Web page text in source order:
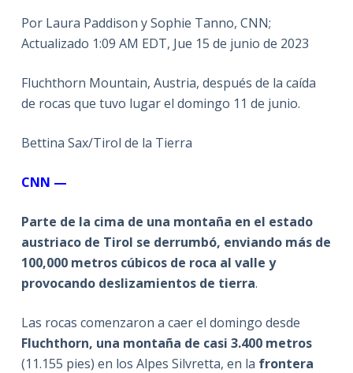
Por Laura Paddison y Sophie Tanno, CNN;
Actualizado 1:09 AM EDT, Jue 15 de junio de 2023
Fluchthorn Mountain, Austria, después de la caída
de rocas que tuvo lugar el domingo 11 de junio.
Bettina Sax/Tirol de la Tierra
CNN —
Parte de la cima de una montaña en el estado
austriaco de Tirol se derrumbó, enviando más de
100,000 metros cúbicos de roca al valle y
provocando deslizamientos de tierra.
Las rocas comenzaron a caer el domingo desde
Fluchthorn, una montaña de casi 3.400 metros
(11.155 pies) en los Alpes Silvretta, en la frontera